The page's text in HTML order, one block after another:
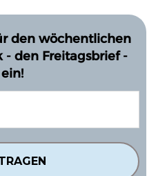
den wöchentlichen
den Freitagsbrief -
ein!